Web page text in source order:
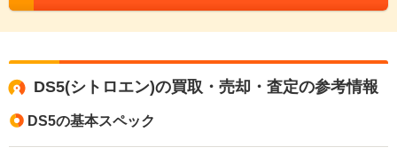
DS5(シトロエン)の買取・売却・査定の参考情報
DS5の基本スペック